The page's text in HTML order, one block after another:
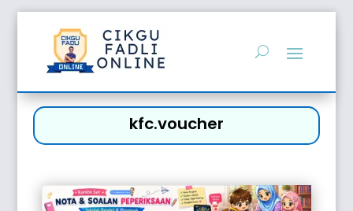
kfc.voucher